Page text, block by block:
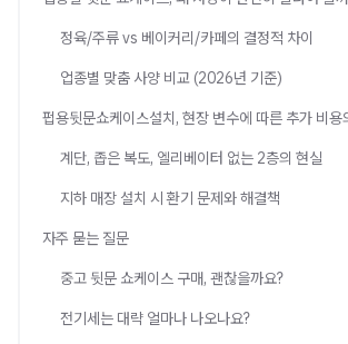
정육/주류 vs 베이커리/카페의 결정적 차이
업종별 맞춤 사양 비교 (2026년 기준)
펍용뒷문쇼케이스설치, 현장 변수에 따른 추가 비용
계단, 좁은 복도, 엘리베이터 없는 2층의 현실
지하 매장 설치 시 환기 문제와 해결책
자주 묻는 질문
중고 뒷문 쇼케이스 구매, 괜찮을까요?
전기세는 대략 얼마나 나오나요?